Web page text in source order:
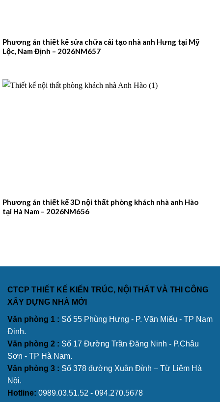
Phương án thiết kế sửa chữa cải tạo nhà anh Hưng tại Mỹ
Lộc, Nam Định – 2026NM657
Phương án thiết kế 3D nội thất phòng khách nhà anh Hào
tại Hà Nam – 2026NM656
CTCP THIẾT KẾ KIẾN TRÚC, NỘI THẤT VÀ THI CÔNG
XÂY DỰNG NHÀ MỚI
Văn phòng 1 : Số 55 Phùng Hưng - P. Văn Miếu - TP Nam
Định.
Văn phòng 2 : Số 17 Đường Trần Đăng Ninh - P.Châu
Sơn - TP Hà Nam.
Văn phòng 3 : Số 378 đường Xuân Đỉnh – Từ Liêm Hà
Nội.
Hotline: 0989.03.51.52 - 094.270.5678